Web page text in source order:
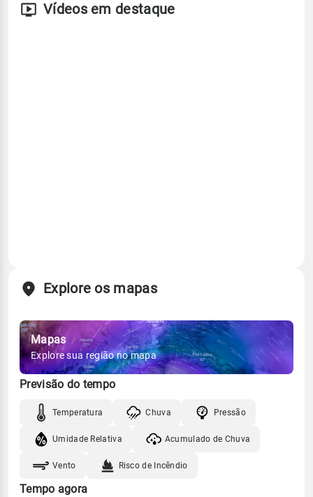
Vídeos em destaque
Explore os mapas
Mapas
Explore sua região no mapa
Previsão do tempo
Temperatura Chuva Pressão
Umidade Relativa Acumulado de Chuva
Vento Risco de Incêndio
Tempo agora